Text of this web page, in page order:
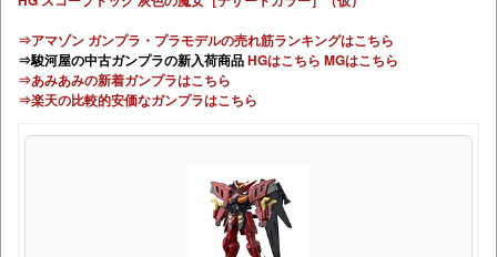
⇒アマゾン ガンプラ・プラモデルの売れ筋ランキングはこちら
⇒駿河屋の中古ガンプラの新入荷商品HGはこちら MGはこちら
⇒あみあみの新着ガンプラはこちら
⇒楽天の比較的安価なガンプラはこちら